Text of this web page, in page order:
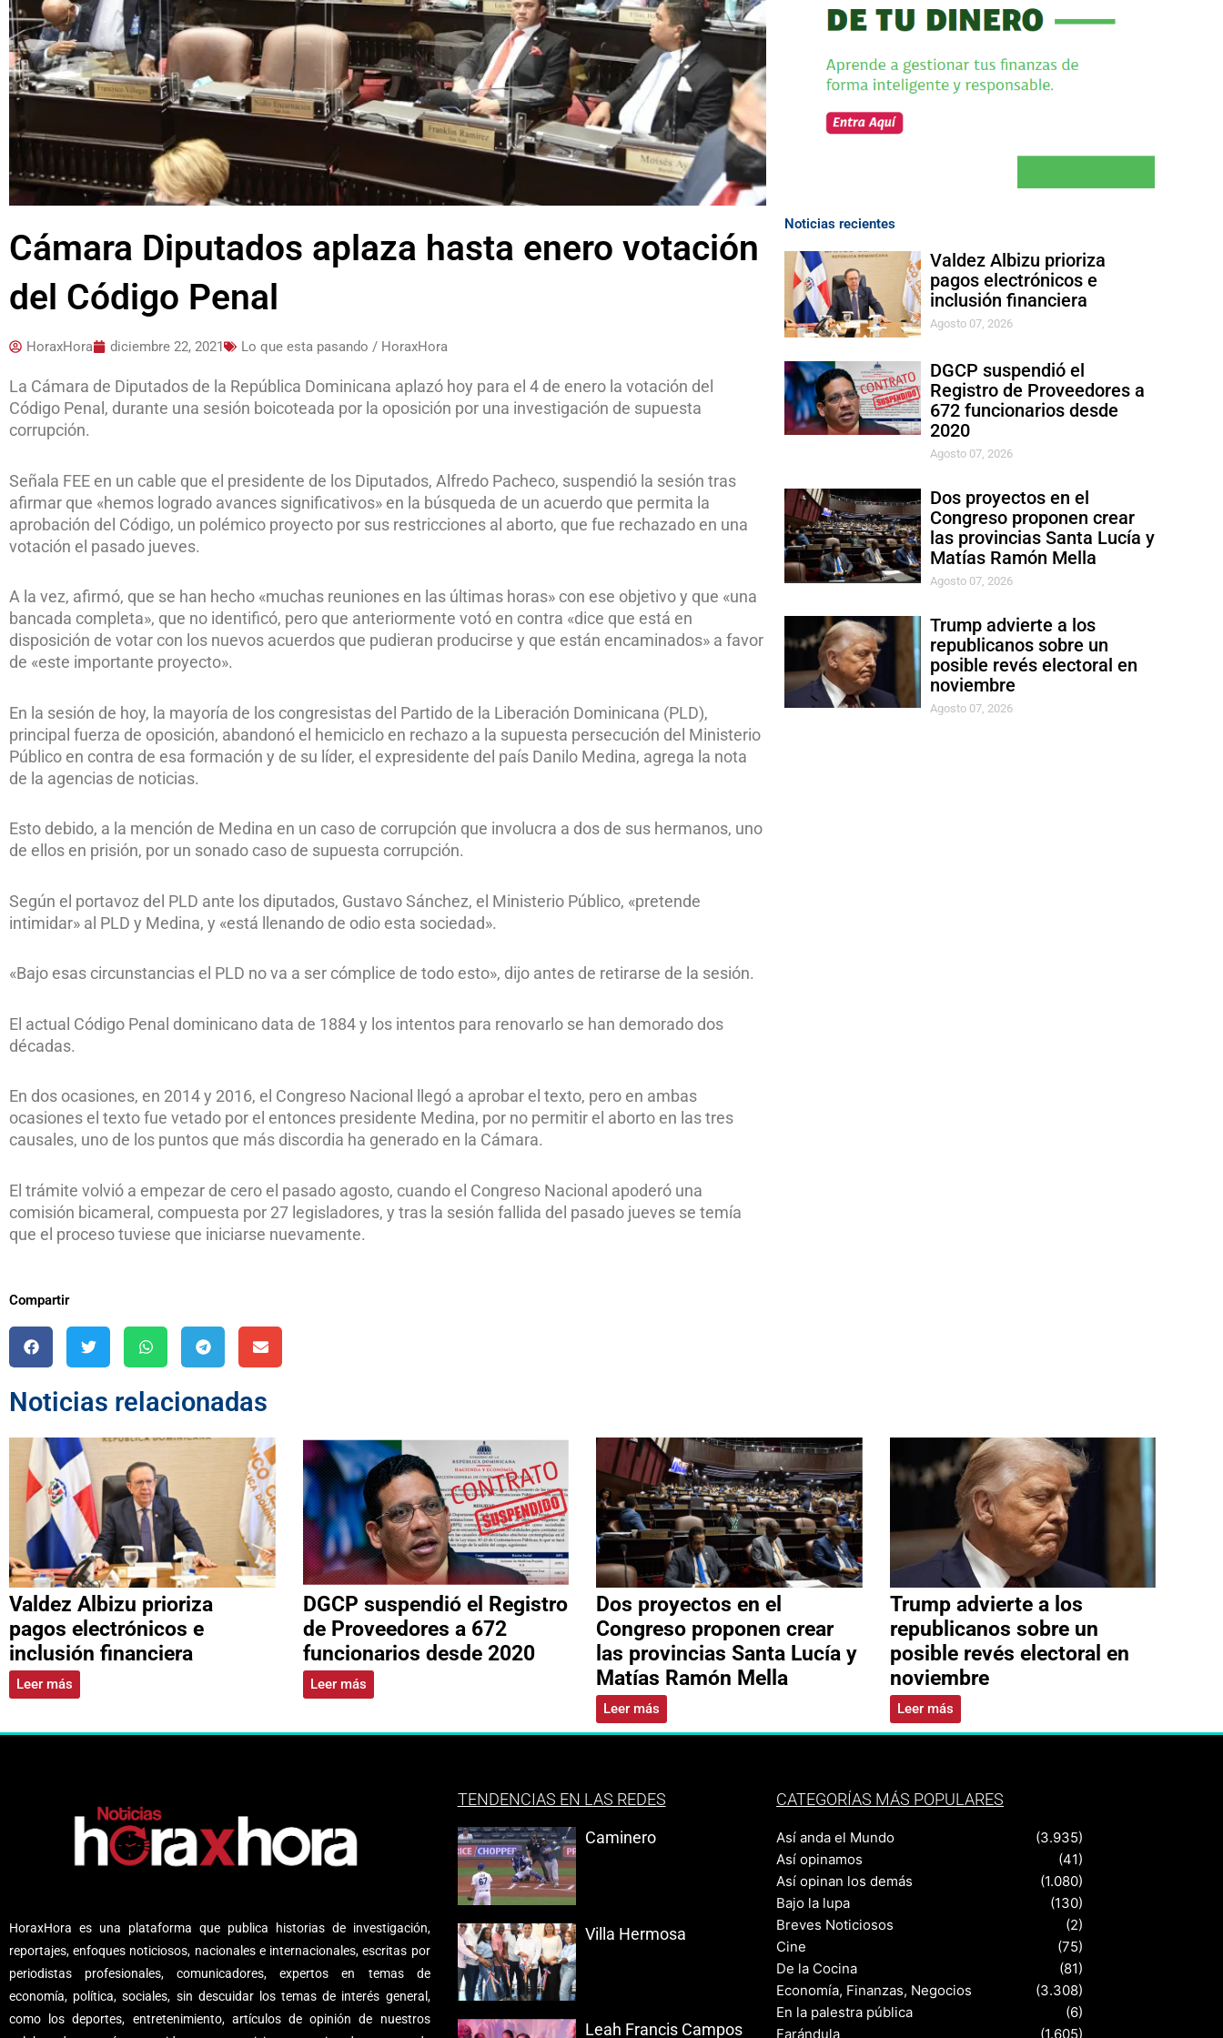
Cámara Diputados aplaza hasta enero votación
del Código Penal
HoraxHora diciembre 22, 2021 Lo que esta pasando / HoraxHora
La Cámara de Diputados de la República Dominicana aplazó hoy para el 4 de enero la votación del
Código Penal, durante una sesión boicoteada por la oposición por una investigación de supuesta
corrupción.
Señala FEE en un cable que el presidente de los Diputados, Alfredo Pacheco, suspendió la sesión tras
afirmar que «hemos logrado avances significativos» en la búsqueda de un acuerdo que permita la
aprobación del Código, un polémico proyecto por sus restricciones al aborto, que fue rechazado en una
votación el pasado jueves.
A la vez, afirmó, que se han hecho «muchas reuniones en las últimas horas» con ese objetivo y que «una
bancada completa», que no identificó, pero que anteriormente votó en contra «dice que está en
disposición de votar con los nuevos acuerdos que pudieran producirse y que están encaminados» a favor
de «este importante proyecto».
En la sesión de hoy, la mayoría de los congresistas del Partido de la Liberación Dominicana (PLD),
principal fuerza de oposición, abandonó el hemiciclo en rechazo a la supuesta persecución del Ministerio
Público en contra de esa formación y de su líder, el expresidente del país Danilo Medina, agrega la nota
de la agencias de noticias.
Esto debido, a la mención de Medina en un caso de corrupción que involucra a dos de sus hermanos, uno
de ellos en prisión, por un sonado caso de supuesta corrupción.
Según el portavoz del PLD ante los diputados, Gustavo Sánchez, el Ministerio Público, «pretende
intimidar» al PLD y Medina, y «está llenando de odio esta sociedad».
«Bajo esas circunstancias el PLD no va a ser cómplice de todo esto», dijo antes de retirarse de la sesión.
El actual Código Penal dominicano data de 1884 y los intentos para renovarlo se han demorado dos
décadas.
En dos ocasiones, en 2014 y 2016, el Congreso Nacional llegó a aprobar el texto, pero en ambas
ocasiones el texto fue vetado por el entonces presidente Medina, por no permitir el aborto en las tres
causales, uno de los puntos que más discordia ha generado en la Cámara.
El trámite volvió a empezar de cero el pasado agosto, cuando el Congreso Nacional apoderó una
comisión bicameral, compuesta por 27 legisladores, y tras la sesión fallida del pasado jueves se temía
que el proceso tuviese que iniciarse nuevamente.
Compartir
Noticias recientes
Valdez Albizu prioriza
pagos electrónicos e
inclusión financiera
Agosto 07, 2026
DGCP suspendió el
Registro de Proveedores a
672 funcionarios desde
2020
Agosto 07, 2026
Dos proyectos en el
Congreso proponen crear
las provincias Santa Lucía y
Matías Ramón Mella
Agosto 07, 2026
Trump advierte a los
republicanos sobre un
posible revés electoral en
noviembre
Agosto 07, 2026
Noticias relacionadas
Valdez Albizu prioriza
pagos electrónicos e
inclusión financiera
Leer más
DGCP suspendió el Registro
de Proveedores a 672
funcionarios desde 2020
Leer más
Dos proyectos en el
Congreso proponen crear
las provincias Santa Lucía y
Matías Ramón Mella
Leer más
Trump advierte a los
republicanos sobre un
posible revés electoral en
noviembre
Leer más
HoraxHora es una plataforma que publica historias de investigación,
reportajes, enfoques noticiosos, nacionales e internacionales, escritas por
periodistas profesionales, comunicadores, expertos en temas de
economía, política, sociales, sin descuidar los temas de interés general,
como los deportes, entretenimiento, artículos de opinión de nuestros
TENDENCIAS EN LAS REDES
Caminero
Villa Hermosa
Leah Francis Campos
CATEGORÍAS MÁS POPULARES
Así anda el Mundo
(3.935)
Así opinamos
(41)
Así opinan los demás
(1.080)
Bajo la lupa
(130)
Breves Noticiosos
(2)
Cine
(75)
De la Cocina
(81)
Economía, Finanzas, Negocios
(3.308)
En la palestra pública
(6)
Farándula
(1.605)